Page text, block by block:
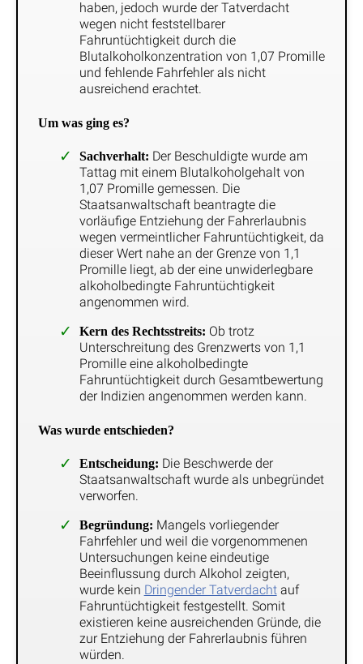
haben, jedoch wurde der Tatverdacht
wegen nicht feststellbarer
Fahruntüchtigkeit durch die
Blutalkoholkonzentration von 1,07 Promille
und fehlende Fahrfehler als nicht
ausreichend erachtet.
Um was ging es?
Sachverhalt: Der Beschuldigte wurde am
Tattag mit einem Blutalkoholgehalt von
1,07 Promille gemessen. Die
Staatsanwaltschaft beantragte die
vorläufige Entziehung der Fahrerlaubnis
wegen vermeintlicher Fahruntüchtigkeit, da
dieser Wert nahe an der Grenze von 1,1
Promille liegt, ab der eine unwiderlegbare
alkoholbedingte Fahruntüchtigkeit
angenommen wird.
Kern des Rechtsstreits: Ob trotz
Unterschreitung des Grenzwerts von 1,1
Promille eine alkoholbedingte
Fahruntüchtigkeit durch Gesamtbewertung
der Indizien angenommen werden kann.
Was wurde entschieden?
Entscheidung: Die Beschwerde der
Staatsanwaltschaft wurde als unbegründet
verworfen.
Begründung: Mangels vorliegender
Fahrfehler und weil die vorgenommenen
Untersuchungen keine eindeutige
Beeinflussung durch Alkohol zeigten,
wurde kein Dringender Tatverdachtauf
Fahruntüchtigkeit festgestellt. Somit
existieren keine ausreichenden Gründe, die
zur Entziehung der Fahrerlaubnis führen
würden.